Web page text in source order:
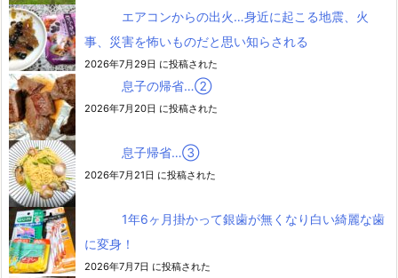
エアコンからの出火…身近に起こる地震、火
事、災害を怖いものだと思い知らされる
2026年7月29日 に投稿された
息子の帰省…②
2026年7月20日 に投稿された
息子帰省…③
2026年7月21日 に投稿された
1年6ヶ月掛かって銀歯が無くなり白い綺麗な歯
に変身！
2026年7月7日 に投稿された